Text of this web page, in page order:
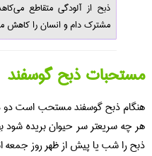
ذبح از آلودگی متقاطع
مشترک دام و انسان را کاهش
مستحبات ذبح گوسفند
هنگام ذبح گوسفند مستحب است دو
هر چه سریعتر سر حیوان بریده شود
ذبح را شب یا پیش از ظهر روز جمعه